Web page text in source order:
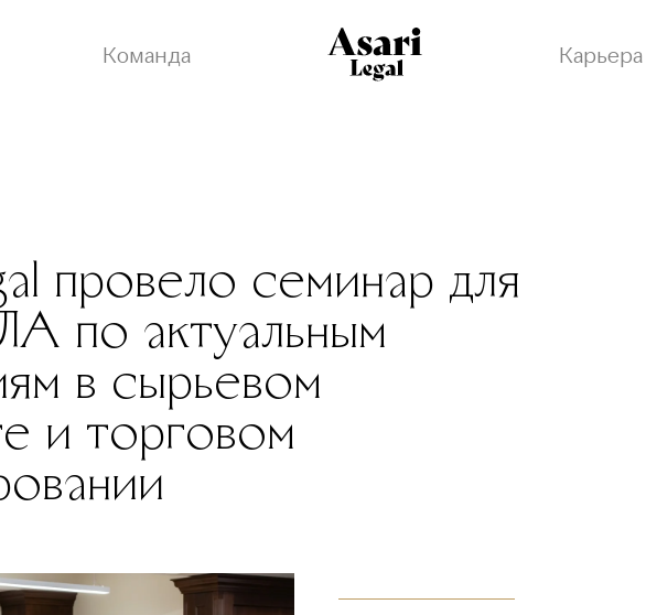
Команда Карьера
провело семинар для
по актуальным
в сырьевом
и торговом